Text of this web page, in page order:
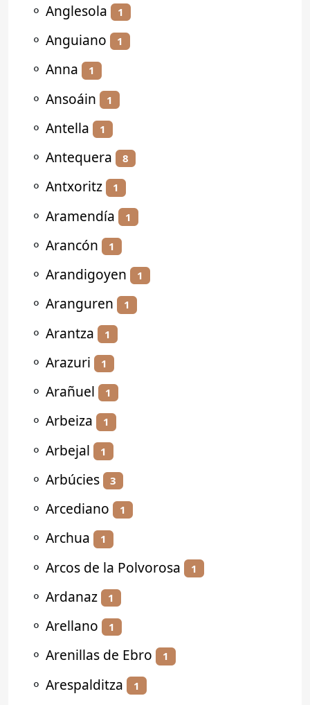
⚬ Anglesola 1
⚬ Anguiano 1
⚬ Anna 1
⚬ Ansoáin 1
⚬ Antella 1
⚬ Antequera 8
⚬ Antxoritz 1
⚬ Aramendía 1
⚬ Arancón 1
⚬ Arandigoyen 1
⚬ Aranguren 1
⚬ Arantza 1
⚬ Arazuri 1
⚬ Arañuel 1
⚬ Arbeiza 1
⚬ Arbejal 1
⚬ Arbúcies 3
⚬ Arcediano 1
⚬ Archua 1
⚬ Arcos de la Polvorosa 1
⚬ Ardanaz 1
⚬ Arellano 1
⚬ Arenillas de Ebro 1
⚬ Arespalditza 1